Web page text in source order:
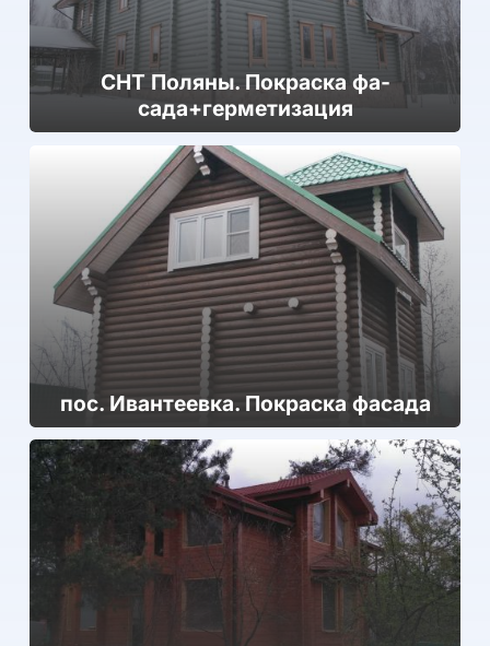
СНТ Поляны. Покраска фа­
сада+гер­ме­тиза­ция
пос. Иван­те­ев­ка. Покраска фасада